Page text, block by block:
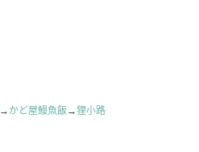
→ かど屋鰻魚飯 →狸小路